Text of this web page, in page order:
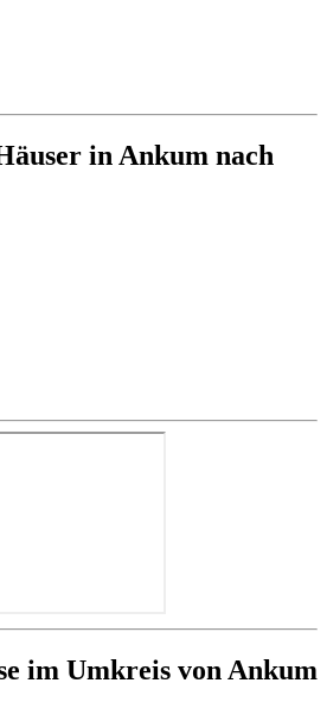
in Ankum nach
im Umkreis von Ankum